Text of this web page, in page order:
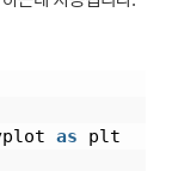
as plt